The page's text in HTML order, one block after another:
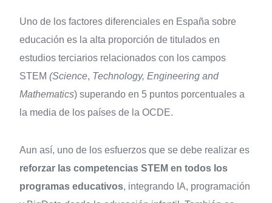
Uno de los factores diferenciales en España sobre
educación es la alta proporción de titulados en
estudios terciarios relacionados con los campos
STEM (Science, Technology, Engineering and
Mathematics) superando en 5 puntos porcentuales a
la media de los países de la OCDE.
Aun así, uno de los esfuerzos que se debe realizar es
reforzar las competencias STEM en todos los
programas educativos, integrando IA, programación